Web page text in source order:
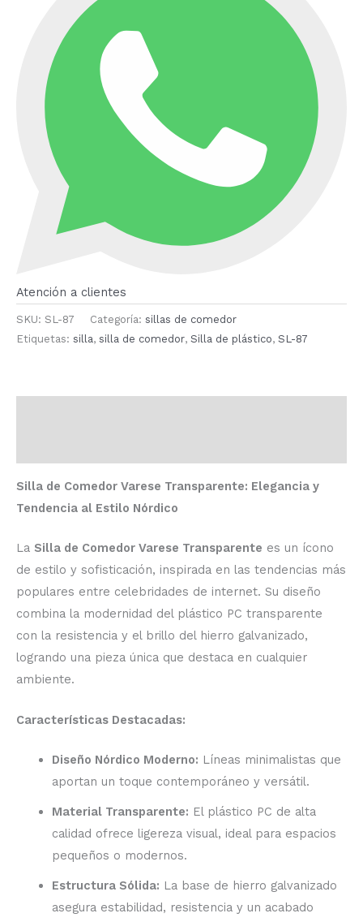
Atención a clientes
SKU: SL-87 Categoría: sillas de comedor
Etiquetas: silla, silla de comedor, Silla de plástico, SL-87
Silla de Comedor Varese Transparente: Elegancia y
Tendencia al Estilo Nórdico
La Silla de Comedor Varese Transparente es un ícono
de estilo y sofisticación, inspirada en las tendencias más
populares entre celebridades de internet. Su diseño
combina la modernidad del plástico PC transparente
con la resistencia y el brillo del hierro galvanizado,
logrando una pieza única que destaca en cualquier
ambiente.
Características Destacadas:
Diseño Nórdico Moderno: Líneas minimalistas que
aportan un toque contemporáneo y versátil.
Material Transparente: El plástico PC de alta
calidad ofrece ligereza visual, ideal para espacios
pequeños o modernos.
Estructura Sólida: La base de hierro galvanizado
asegura estabilidad, resistencia y un acabado